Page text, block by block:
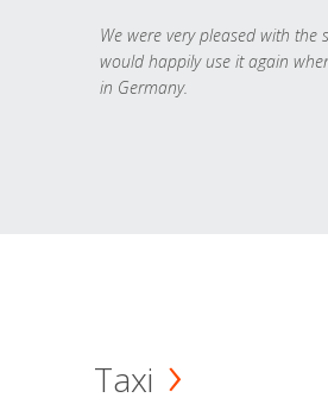
We were very pleased with the
would happily use it again
in Germany.
Taxi